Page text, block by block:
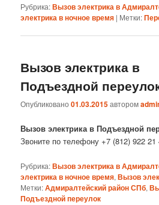
Рубрика:Вызов электрика в
электрика в ночное время | Метки:
Вызов электрика в
Подъездной
Опубликовано01.03.2015автором
Вызов электрика в Подъездной
Звоните по телефону +7 (812) 922 21
Рубрика:Вызов электрика в
электрика в ночное время,Вызов
Метки:Адмиралтейский район СПб,
Подъездной переулок